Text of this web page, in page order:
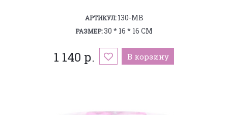
АРТИКУЛ:130-MB
РАЗМЕР:30 * 16 * 16 СМ
1 140 р. В корзину